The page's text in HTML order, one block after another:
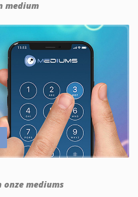
medium
mediums